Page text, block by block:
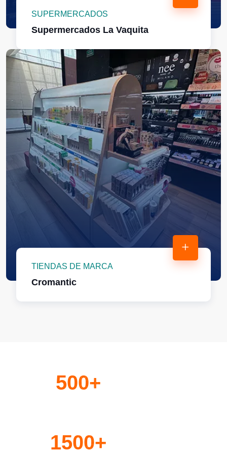
SUPERMERCADOS
Supermercados La Vaquita
TIENDAS DE MARCA
Cromantic
500
500+
1500
1500+